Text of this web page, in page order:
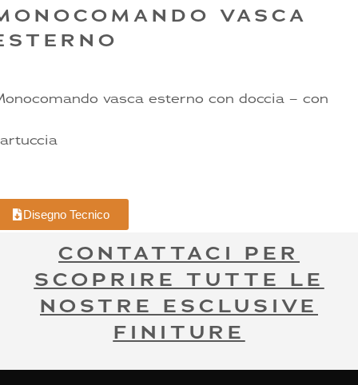
VASCA
vasca esterno con doccia – con
Disegno Tecnico
CONTATTACI PER
SCOPRIRE TUTTE LE
NOSTRE ESCLUSIVE
FINITURE